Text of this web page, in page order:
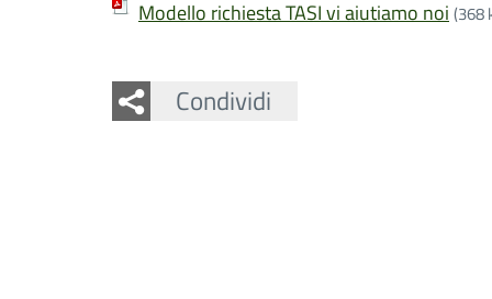
Modello richiesta TASI vi aiutiamo noi (368
Condividi
Facebook
Twitter
Whatsapp